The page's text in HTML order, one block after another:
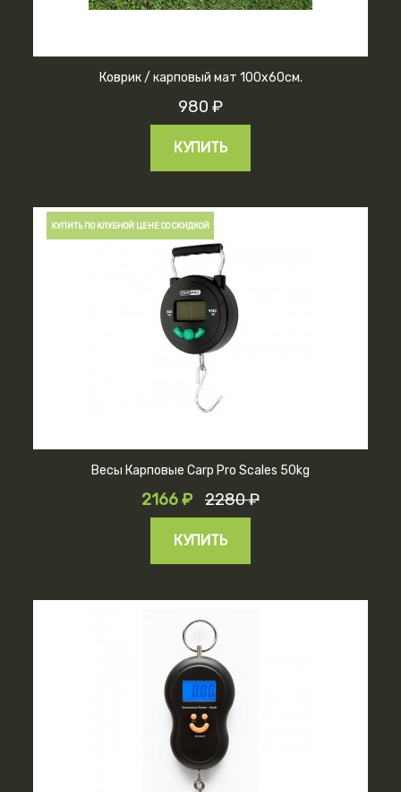
Коврик / карповый мат 100х60см.
980 ₽
КУПИТЬ
КУПИТЬ ПО КЛУБНОЙ ЦЕНЕ СО СКИДКОЙ
Весы Карповые Carp Pro Scales 50kg
2166 ₽ 2280 ₽
КУПИТЬ